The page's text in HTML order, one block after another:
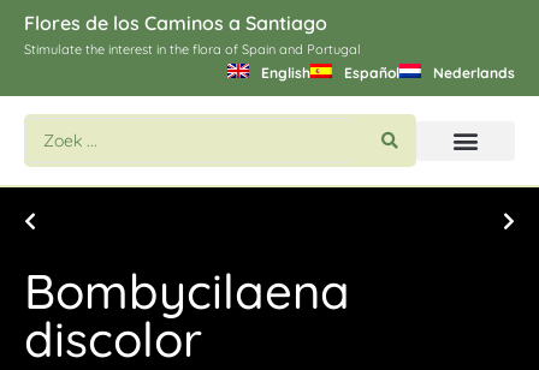
Flores de los Caminos a Santiago
Stimulate the interest in the flora of Spain and Portugal
English Español Nederlands
Bombycilaena
discolor